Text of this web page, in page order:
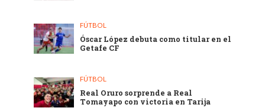
FÚTBOL
Óscar López debuta como titular en el
Getafe CF
FÚTBOL
Real Oruro sorprende a Real
Tomayapo con victoria en Tarija